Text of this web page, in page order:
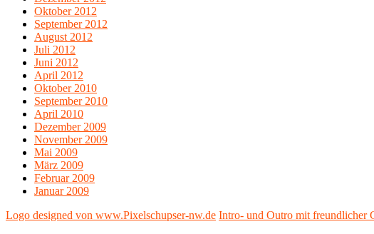
Oktober 2012
September 2012
August 2012
Juli 2012
Juni 2012
April 2012
Oktober 2010
September 2010
April 2010
Dezember 2009
November 2009
Mai 2009
März 2009
Februar 2009
Januar 2009
Logo designed von www.Pixelschupser-nw.de Intro- und Outro mit freundlicher